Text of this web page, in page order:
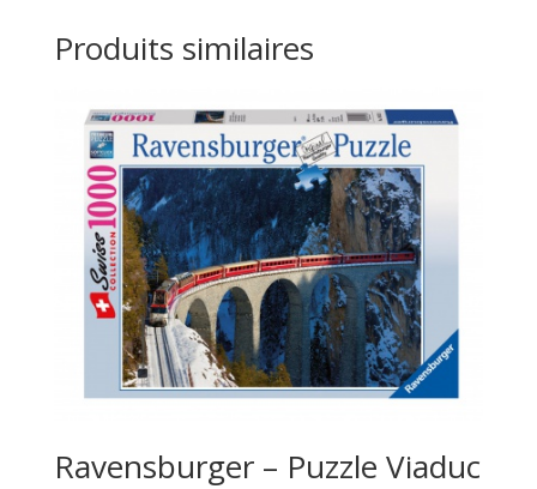
Produits similaires
Ravensburger – Puzzle Viaduc